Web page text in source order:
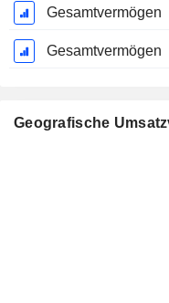
Gesamtvermögen
Gesamtvermögen
Geografische